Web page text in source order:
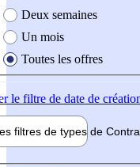
Deux semaines
Un mois
Toutes les offres
le filtre de date de
filtres de types de